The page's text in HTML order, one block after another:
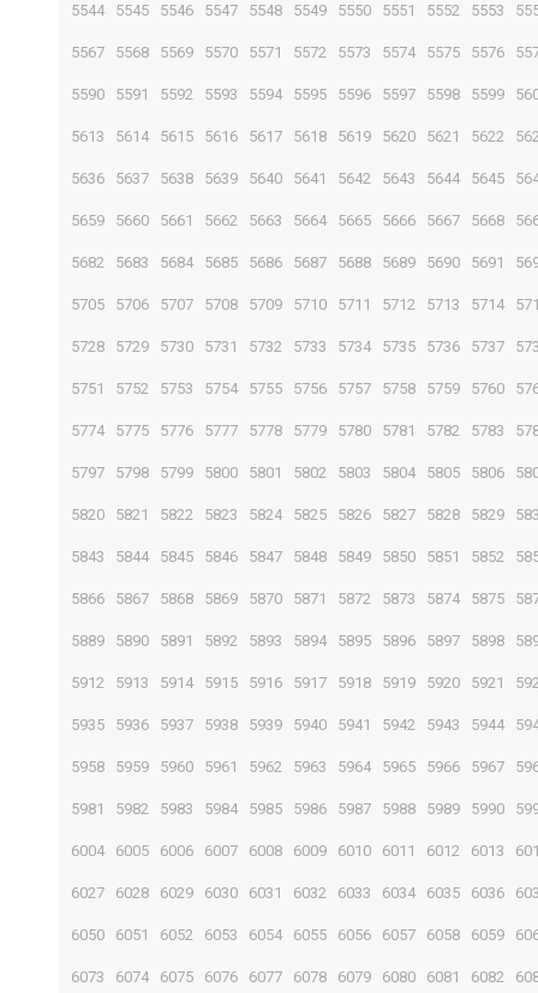
5544 5545 5546 5547 5548 5549 5550 5551 5552 5553
5567 5568 5569 5570 5571 5572 5573 5574 5575 5576
5590 5591 5592 5593 5594 5595 5596 5597 5598 5599
5613 5614 5615 5616 5617 5618 5619 5620 5621 5622
5636 5637 5638 5639 5640 5641 5642 5643 5644 5645
5659 5660 5661 5662 5663 5664 5665 5666 5667 5668
5682 5683 5684 5685 5686 5687 5688 5689 5690 5691
5705 5706 5707 5708 5709 5710 5711 5712 5713 5714
5728 5729 5730 5731 5732 5733 5734 5735 5736 5737
5751 5752 5753 5754 5755 5756 5757 5758 5759 5760
5774 5775 5776 5777 5778 5779 5780 5781 5782 5783
5797 5798 5799 5800 5801 5802 5803 5804 5805 5806
5820 5821 5822 5823 5824 5825 5826 5827 5828 5829
5843 5844 5845 5846 5847 5848 5849 5850 5851 5852
5866 5867 5868 5869 5870 5871 5872 5873 5874 5875
5889 5890 5891 5892 5893 5894 5895 5896 5897 5898
5912 5913 5914 5915 5916 5917 5918 5919 5920 5921
5935 5936 5937 5938 5939 5940 5941 5942 5943 5944
5958 5959 5960 5961 5962 5963 5964 5965 5966 5967
5981 5982 5983 5984 5985 5986 5987 5988 5989 5990
6004 6005 6006 6007 6008 6009 6010 6011 6012 6013
6027 6028 6029 6030 6031 6032 6033 6034 6035 6036
6050 6051 6052 6053 6054 6055 6056 6057 6058 6059
6073 6074 6075 6076 6077 6078 6079 6080 6081 6082